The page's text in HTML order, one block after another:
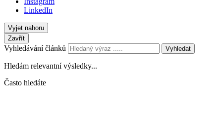
LinkedIn
Vyjet nahoru
Zavřít
Vyhledávání článků Vyhledat
Hledám relevantní výsledky...
Často hledáte